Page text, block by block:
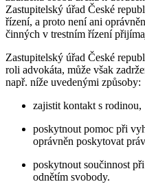
Zastupitelský úřad České
řízení, a proto není ani
činných v trestním řízení
Zastupitelský úřad České
roli advokáta, může však
např. níže uvedenými způsoby:
zajistit kontakt s rodinou,
poskytnout pomoc při
oprávněn poskytovat
poskytnout součinnost
odnětím svobody.